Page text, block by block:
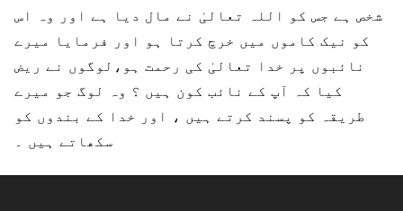
شخص ہے جس کو اللہ تعالیٰ نے مال دیا ہے اور وہ اس
کو نیک کاموں میں خرچ کرتا ہو اور فرمایا میرے
نائبوں پر خدا تعالیٰ کی رحمت ہو،لوگوں نے ریض
کیا کہ آپ کے نائب کون ہیں ؟ وہ لوگ جو میرے
طریقہ کو پسند کرتے ہیں ، اور خدا کے بندوں کو
سکھاتے ہیں ۔